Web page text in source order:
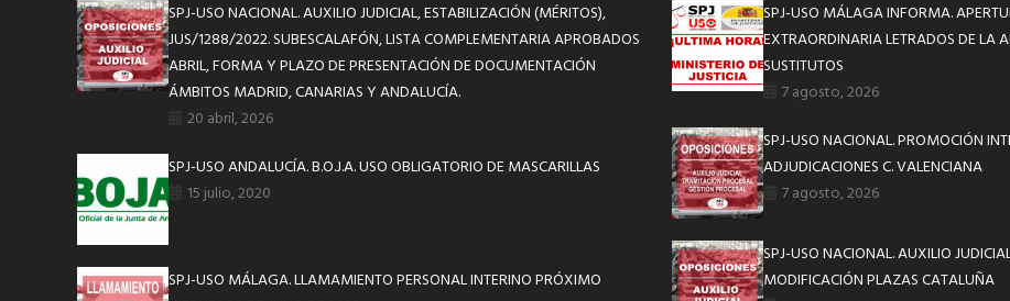
SPJ-USO NACIONAL. AUXILIO JUDICIAL, ESTABILIZACIÓN (MÉRITOS),
JUS/1288/2022. SUBESCALAFÓN, LISTA COMPLEMENTARIA APROBADOS
ABRIL, FORMA Y PLAZO DE PRESENTACIÓN DE DOCUMENTACIÓN
ÁMBITOS MADRID, CANARIAS Y ANDALUCÍA.
20 abril, 2026
SPJ-USO ANDALUCÍA. B.O.J.A. USO OBLIGATORIO DE MASCARILLAS
15 julio, 2020
SPJ-USO MÁLAGA. LLAMAMIENTO PERSONAL INTERINO PRÓXIMO
SPJ-USO MÁLAGA INFORMA.
EXTRAORDINARIA LETRADOS DE LA
SUSTITUTOS
7 agosto, 2026
SPJ-USO NACIONAL. PROMOCIÓN
ADJUDICACIONES C. VALENCIANA
7 agosto, 2026
SPJ-USO NACIONAL. AUXILIO
MODIFICACIÓN PLAZAS CATALUÑA